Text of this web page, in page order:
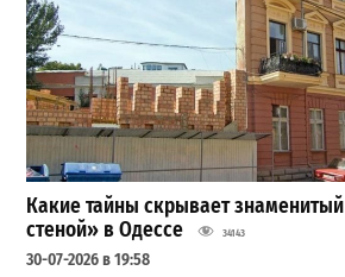
Какие тайны скрывает
стеной» в Одессе
34143
30-07-2026 в 19:58